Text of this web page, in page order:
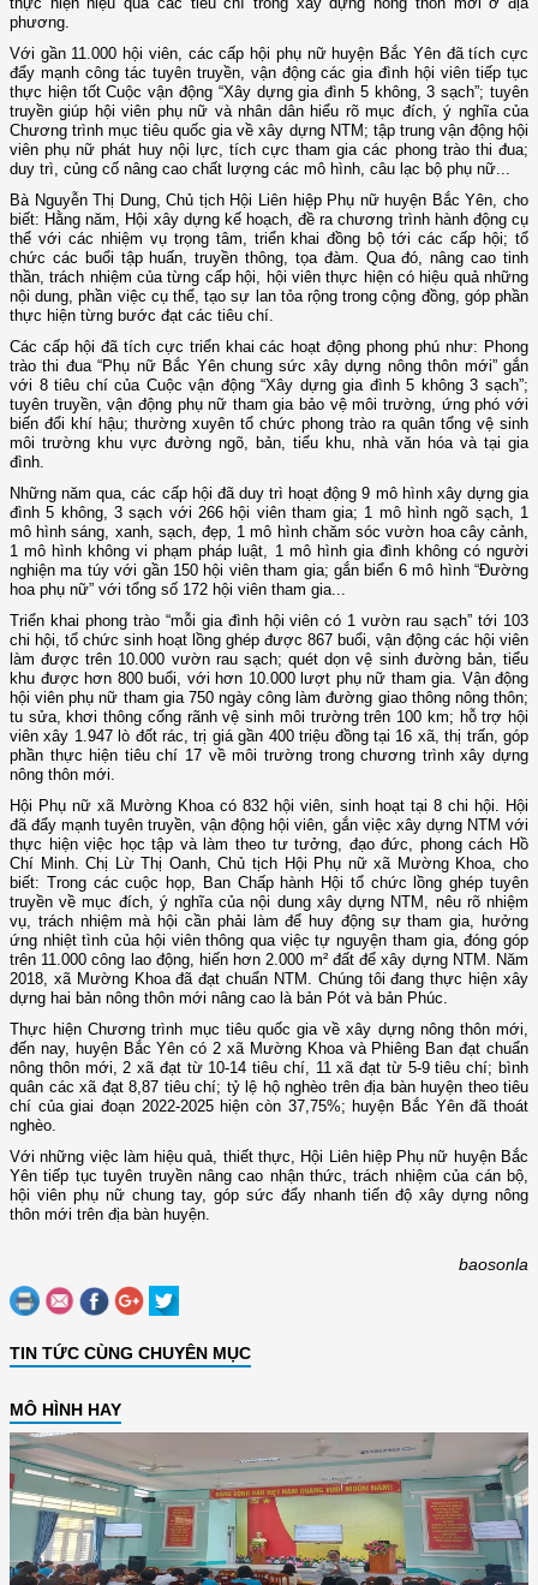
phương.
Với gần 11.000 hội viên, các cấp hội phụ nữ huyện Bắc Yên đã tích cực
đẩy mạnh công tác tuyên truyền, vận động các gia đình hội viên tiếp tục
thực hiện tốt Cuộc vận động “Xây dựng gia đình 5 không, 3 sạch”; tuyên
truyền giúp hội viên phụ nữ và nhân dân hiểu rõ mục đích, ý nghĩa của
Chương trình mục tiêu quốc gia về xây dựng NTM; tập trung vận động hội
viên phụ nữ phát huy nội lực, tích cực tham gia các phong trào thi đua;
duy trì, củng cố nâng cao chất lượng các mô hình, câu lạc bộ phụ nữ...
Bà Nguyễn Thị Dung, Chủ tịch Hội Liên hiệp Phụ nữ huyện Bắc Yên, cho
biết: Hằng năm, Hội xây dựng kế hoạch, đề ra chương trình hành động cụ
thể với các nhiệm vụ trọng tâm, triển khai đồng bộ tới các cấp hội; tổ
chức các buổi tập huấn, truyền thông, tọa đàm. Qua đó, nâng cao tinh
thần, trách nhiệm của từng cấp hội, hội viên thực hiện có hiệu quả những
nội dung, phần việc cụ thể, tạo sự lan tỏa rộng trong cộng đồng, góp phần
thực hiện từng bước đạt các tiêu chí.
Các cấp hội đã tích cực triển khai các hoạt động phong phú như: Phong
trào thi đua “Phụ nữ Bắc Yên chung sức xây dựng nông thôn mới” gắn
với 8 tiêu chí của Cuộc vận động “Xây dựng gia đình 5 không 3 sạch”;
tuyên truyền, vận động phụ nữ tham gia bảo vệ môi trường, ứng phó với
biến đổi khí hậu; thường xuyên tổ chức phong trào ra quân tổng vệ sinh
môi trường khu vực đường ngõ, bản, tiểu khu, nhà văn hóa và tại gia
đình.
Những năm qua, các cấp hội đã duy trì hoạt động 9 mô hình xây dựng gia
đình 5 không, 3 sạch với 266 hội viên tham gia; 1 mô hình ngõ sạch, 1
mô hình sáng, xanh, sạch, đẹp, 1 mô hình chăm sóc vườn hoa cây cảnh,
1 mô hình không vi phạm pháp luật, 1 mô hình gia đình không có người
nghiện ma túy với gần 150 hội viên tham gia; gắn biển 6 mô hình “Đường
hoa phụ nữ” với tổng số 172 hội viên tham gia...
Triển khai phong trào “mỗi gia đình hội viên có 1 vườn rau sạch” tới 103
chi hội, tổ chức sinh hoạt lồng ghép được 867 buổi, vận động các hội viên
làm được trên 10.000 vườn rau sạch; quét dọn vệ sinh đường bản, tiểu
khu được hơn 800 buổi, với hơn 10.000 lượt phụ nữ tham gia. Vận động
hội viên phụ nữ tham gia 750 ngày công làm đường giao thông nông thôn;
tu sửa, khơi thông cống rãnh vệ sinh môi trường trên 100 km; hỗ trợ hội
viên xây 1.947 lò đốt rác, trị giá gần 400 triệu đồng tại 16 xã, thị trấn, góp
phần thực hiện tiêu chí 17 về môi trường trong chương trình xây dựng
nông thôn mới.
Hội Phụ nữ xã Mường Khoa có 832 hội viên, sinh hoạt tại 8 chi hội. Hội
đã đẩy mạnh tuyên truyền, vận động hội viên, gắn việc xây dựng NTM với
thực hiện việc học tập và làm theo tư tưởng, đạo đức, phong cách Hồ
Chí Minh. Chị Lừ Thị Oanh, Chủ tịch Hội Phụ nữ xã Mường Khoa, cho
biết: Trong các cuộc họp, Ban Chấp hành Hội tổ chức lồng ghép tuyên
truyền về mục đích, ý nghĩa của nội dung xây dựng NTM, nêu rõ nhiệm
vụ, trách nhiệm mà hội cần phải làm để huy động sự tham gia, hưởng
ứng nhiệt tình của hội viên thông qua việc tự nguyện tham gia, đóng góp
trên 11.000 công lao động, hiến hơn 2.000 m² đất để xây dựng NTM. Năm
2018, xã Mường Khoa đã đạt chuẩn NTM. Chúng tôi đang thực hiện xây
dựng hai bản nông thôn mới nâng cao là bản Pót và bản Phúc.
Thực hiện Chương trình mục tiêu quốc gia về xây dựng nông thôn mới,
đến nay, huyện Bắc Yên có 2 xã Mường Khoa và Phiêng Ban đạt chuẩn
nông thôn mới, 2 xã đạt từ 10-14 tiêu chí, 11 xã đạt từ 5-9 tiêu chí; bình
quân các xã đạt 8,87 tiêu chí; tỷ lệ hộ nghèo trên địa bàn huyện theo tiêu
chí của giai đoạn 2022-2025 hiện còn 37,75%; huyện Bắc Yên đã thoát
nghèo.
Với những việc làm hiệu quả, thiết thực, Hội Liên hiệp Phụ nữ huyện Bắc
Yên tiếp tục tuyên truyền nâng cao nhận thức, trách nhiệm của cán bộ,
hội viên phụ nữ chung tay, góp sức đẩy nhanh tiến độ xây dựng nông
thôn mới trên địa bàn huyện.
baosonla
TIN TỨC CÙNG CHUYÊN MỤC
MÔ HÌNH HAY